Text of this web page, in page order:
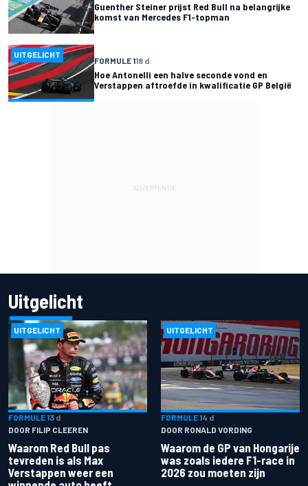
Guenther Steiner prijst Red Bull na belangrijke
komst van Mercedes F1-topman
UITGELICHT
FORMULE 118 d
Hoe Antonelli een halve seconde vond en
Verstappen aftroefde in kwalificatie GP België
Uitgelicht
UITGELICHT
FORMULE 13 d
DOOR FILIP CLEEREN
Waarom Red Bull pas
tevreden is als Max
Verstappen weer een
UITGELICHT
FORMULE 14 d
DOOR RONALD VORDING
Waarom de GP van Hongarije
was zoals iedere F1-race in
2026 zou moeten zijn